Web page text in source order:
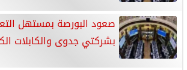
صعود البورصة بمستهل
بشركتي جدوى والكابلات